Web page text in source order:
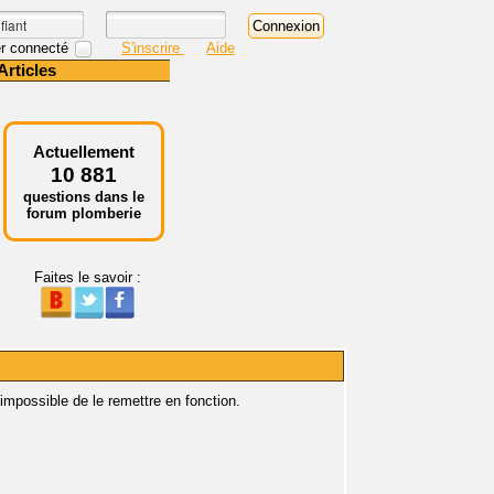
connecté S'inscrire Aide
Actuellement
10 881
questions dans le
forum plomberie
Faites le savoir :
de le remettre en fonction.